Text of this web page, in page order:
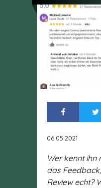
06.05.2021
Wer kennt ihn
das
Review echt?